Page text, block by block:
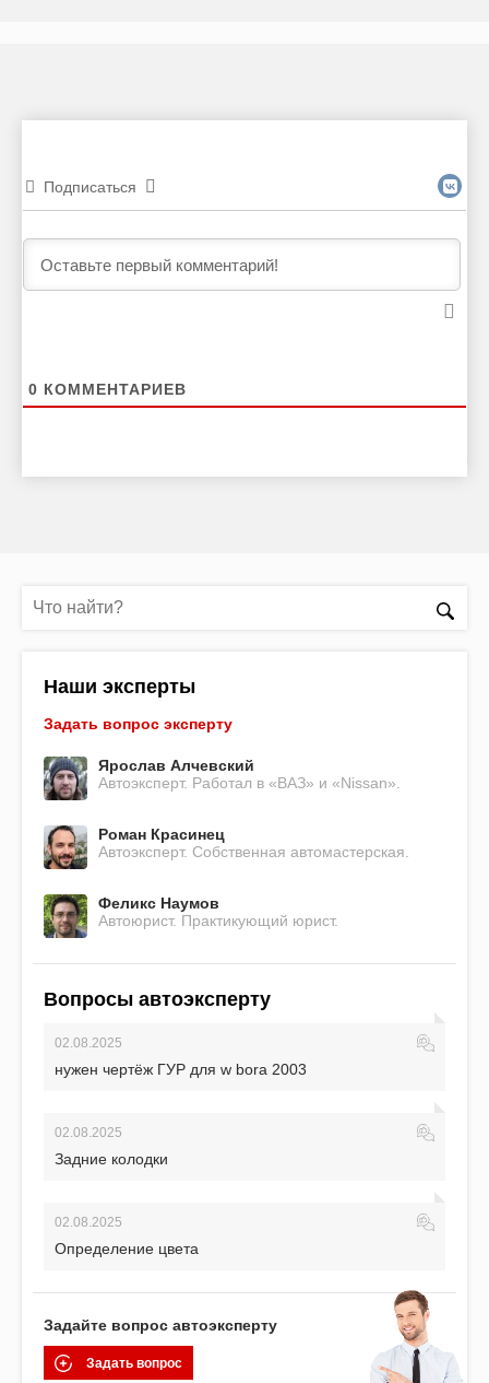
Подписаться
0 КОММЕНТАРИЕВ
Наши эксперты
Задать вопрос эксперту
Ярослав Алчевский
Автоэксперт. Работал в «ВАЗ» и «Nissan».
Роман Красинец
Автоэксперт. Собственная автомастерская.
Феликс Наумов
Автоюрист. Практикующий юрист.
Вопросы автоэксперту
02.08.2025
нужен чертёж ГУР для w bora 2003
02.08.2025
Задние колодки
02.08.2025
Определение цвета
Задайте вопрос автоэксперту
Задать вопрос